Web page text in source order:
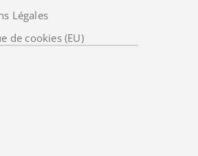
Légales
de cookies (EU)